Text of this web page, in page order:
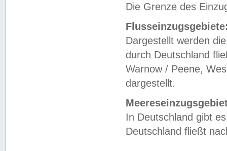
Die Grenze des
Dargestellt werden
durch Deutschland
Warnow / Peene,
dargestellt.
In Deutschland gibt
Deutschland fließt